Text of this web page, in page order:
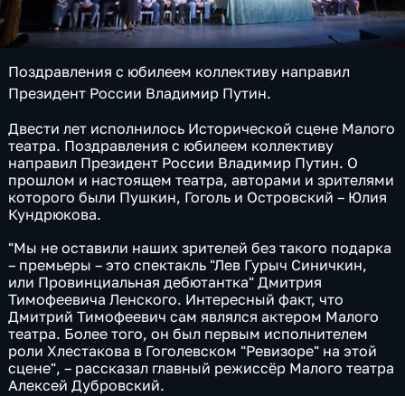
Поздравления с юбилеем коллективу направил
Президент России Владимир Путин.
Двести лет исполнилось Исторической сцене Малого
театра. Поздравления с юбилеем коллективу
направил Президент России Владимир Путин. О
прошлом и настоящем театра, авторами и зрителями
которого были Пушкин, Гоголь и Островский – Юлия
Кундрюкова.
"Мы не оставили наших зрителей без такого подарка
– премьеры – это спектакль "Лев Гурыч Синичкин,
или Провинциальная дебютантка" Дмитрия
Тимофеевича Ленского. Интересный факт, что
Дмитрий Тимофеевич сам являлся актером Малого
театра. Более того, он был первым исполнителем
роли Хлестакова в Гоголевском "Ревизоре" на этой
сцене", – рассказал главный режиссёр Малого театра
Алексей Дубровский.